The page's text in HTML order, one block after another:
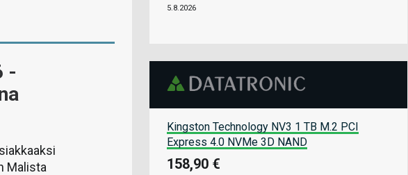
-
Malista
5.8.2026
Kingston Technology NV3 1 TB M.2 PCI
Express 4.0 NVMe 3D NAND
158,90 €